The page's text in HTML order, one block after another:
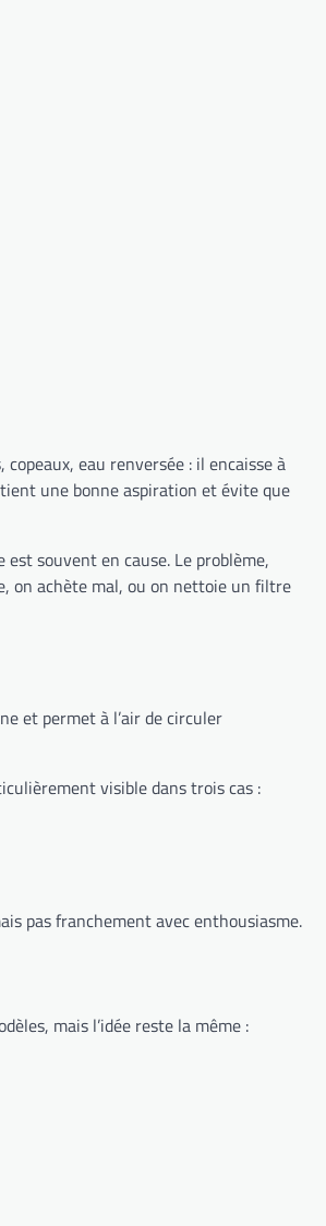
eau renversée : il encaisse à
une bonne aspiration et évite que
souvent en cause. Le problème,
on achète mal, ou on nettoie un filtre
et permet à l’air de circuler
visible dans trois cas :
pas franchement avec enthousiasme.
mais l’idée reste la même :